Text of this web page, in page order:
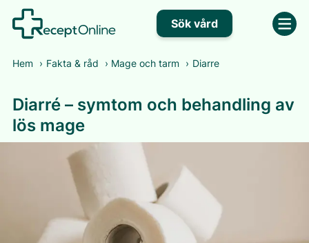
Sök vård
Hem › Fakta & råd › Mage och tarm › Diarre
Diarré – symtom och behandling av
lös mage